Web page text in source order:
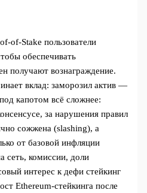
пользователи
обеспечивать
получают вознаграждение.
вклад: заморозил актив —
капотом всё сложнее:
за нарушения правил
сожжена (slashing), а
от базовой инфляции
сеть, комиссии, доли
интерес к дефи стейкинг
Ethereum‑стейкинга после